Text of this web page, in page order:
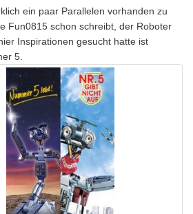
ein paar Parallelen vorhanden zu
Fun0815 schon schreibt, der Roboter
Inspirationen gesucht hatte ist
5.